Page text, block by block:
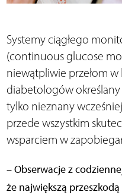
Systemy ciągłego
(continuous glucose
niewątpliwie przełom
diabetologów
tylko nieznany
przede wszystkim
wsparciem w
– Obserwacje z
że największą